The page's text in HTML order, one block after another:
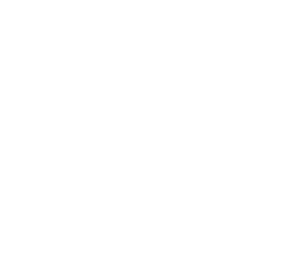
en 110/160 mm. Het assortiment bestaat uit een
ventilatorgestuurde
is bij een concentrisch systeem altijd lucht
tot een minimum wordt beperkt.